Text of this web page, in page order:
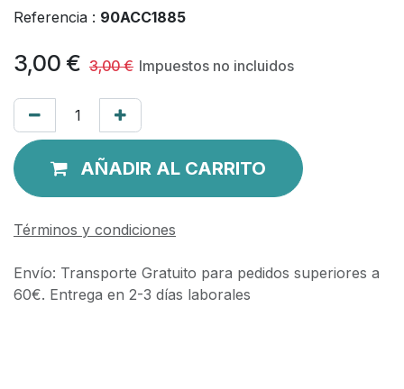
Referencia : 90ACC1885
3,00 € 3,00€ Impuestos no incluidos
AÑADIR AL CARRITO
Términos y condiciones
Envío: Transporte Gratuito para pedidos superiores a
60€. Entrega en 2-3 días laborales